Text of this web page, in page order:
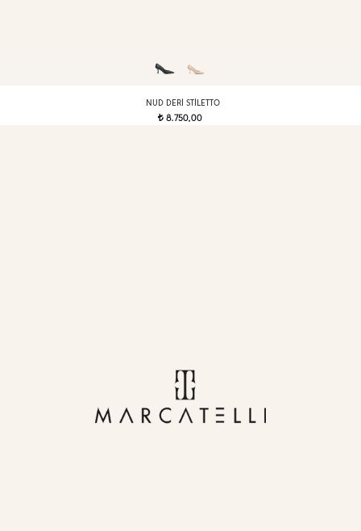
NUD DERI STILETTO
t8.750,00